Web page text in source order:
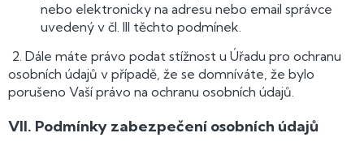
nebo elektronicky na adresu nebo email správce
uvedený v čl. III těchto podmínek.
2. Dále máte právo podat stížnost u Úřadu pro ochranu
osobních údajů v případě, že se domníváte, že bylo
porušeno Vaší právo na ochranu osobních údajů.
VII. Podmínky zabezpečení osobních údajů